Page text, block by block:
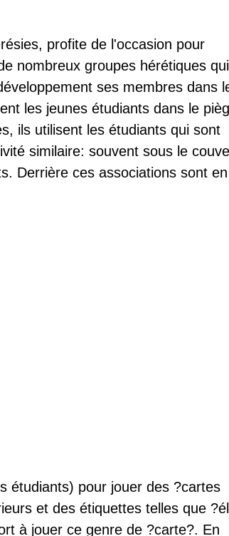
profite de l'occasion pour
nombreux groupes hérétiques qui
ses membres dans
les jeunes étudiants dans le
ils utilisent les étudiants qui sont
similaire: souvent sous le
Derrière ces associations sont en
étudiants) pour jouer des ?cartes
et des étiquettes telles que
à jouer ce genre de ?carte?. En